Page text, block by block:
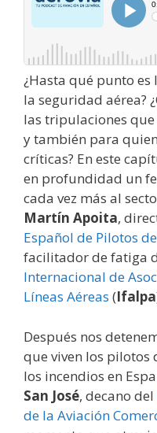
¿Hasta qué punto
la seguridad aérea?
las tripulaciones
y también para
críticas? En este
en profundidad un
cada vez más al
Martín Apoita,
Español de Pilotos
facilitador de fatiga
Internacional de
Líneas Aéreas (Ifalpa
Después nos
que viven los pilotos
los incendios en
San José, decano del
de la Aviación